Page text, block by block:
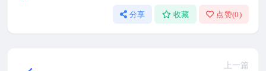
分享 收藏 点赞(0)
上一篇